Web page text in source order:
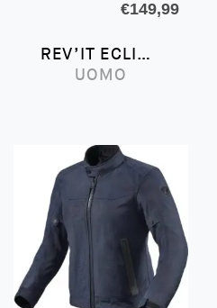
€149,99
REV’IT ECLIPSE 2
UOMO